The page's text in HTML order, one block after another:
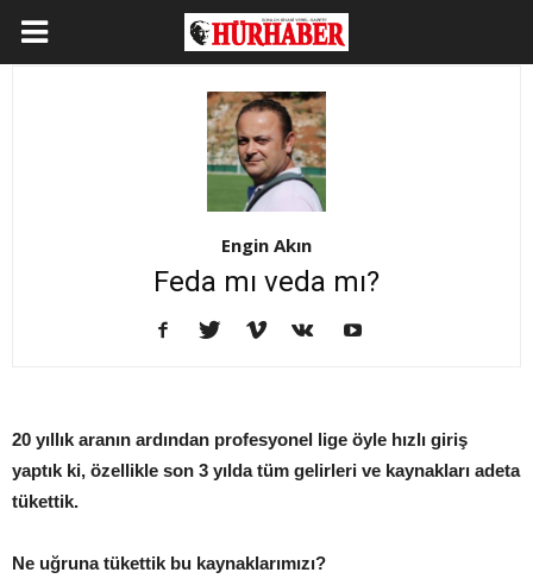
Engin Akın
Feda mı veda mı?
20 yıllık aranın ardından profesyonel lige öyle hızlı giriş
yaptık ki, özellikle son 3 yılda tüm gelirleri ve kaynakları adeta
tükettik.
Ne uğruna tükettik bu kaynaklarımızı?